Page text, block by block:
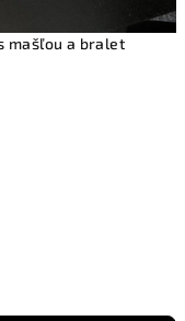
mašľou a bralet